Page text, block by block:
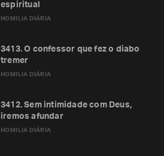
HOMILIA DIÁRIA
espiritual
HOMILIA DIÁRIA
3413. O confessor que fez o diabo
tremer
HOMILIA DIÁRIA
3412. Sem intimidade com Deus,
iremos afundar